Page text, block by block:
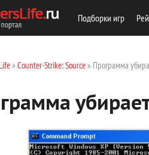
Подборки игр
» Counter-Strike: Source» Программа